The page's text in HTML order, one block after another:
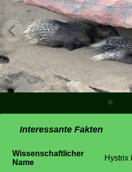
Interessante Fakten
Wissenschaftlicher
Name
Hystrix